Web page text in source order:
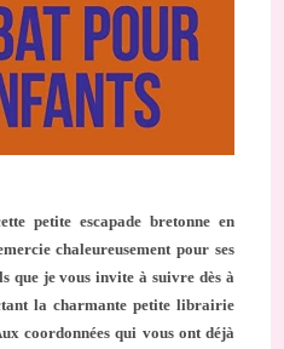
petite escapade bretonne en
chaleureusement pour ses
que je vous invite à suivre dès à
la charmante petite librairie
coordonnées qui vous ont déjà